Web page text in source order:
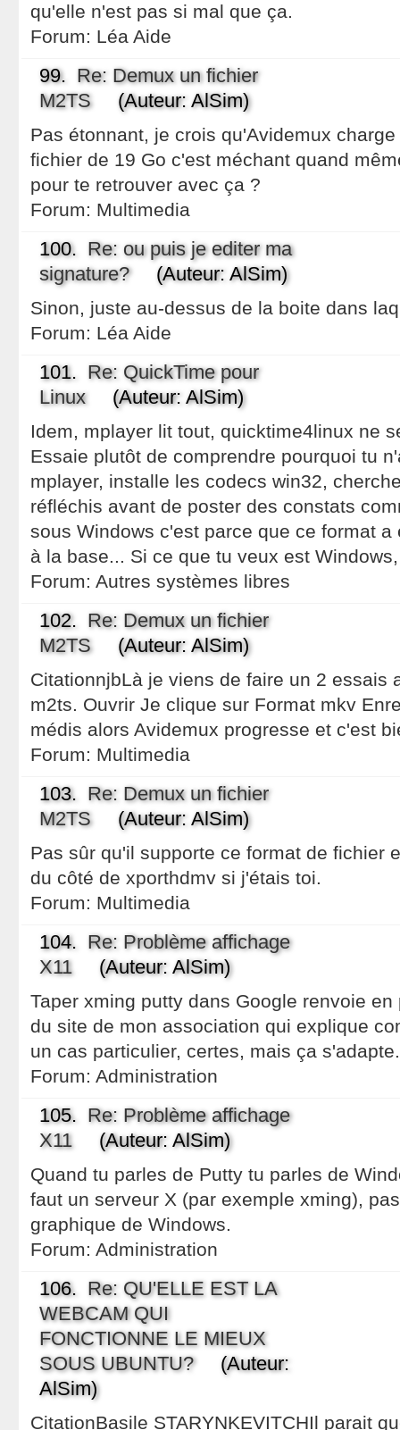
qu'elle n'est pas si mal que ça.
Forum: Léa Aide
99. Re: Demux un fichier
M2TS(Auteur: AlSim)
Pas étonnant, je crois qu'Avidemux
fichier de 19 Go c'est méchant quand
pour te retrouver avec ça ?
Forum: Multimedia
100. Re: ou puis je editer ma
signature?(Auteur: AlSim)
Sinon, juste au-dessus de la boite dans
Forum: Léa Aide
101. Re: QuickTime pour
Linux(Auteur: AlSim)
Idem, mplayer lit tout, quicktime4linux ne
Essaie plutôt de comprendre pourquoi tu
mplayer, installe les codecs win32,
réfléchis avant de poster des constats
sous Windows c'est parce que ce format
à la base... Si ce que tu veux est
Forum: Autres systèmes libres
102. Re: Demux un fichier
M2TS(Auteur: AlSim)
CitationnjbLà je viens de faire un 2 essais
m2ts. Ouvrir Je clique sur Format mkv
médis alors Avidemux progresse et c'est
Forum: Multimedia
103. Re: Demux un fichier
M2TS(Auteur: AlSim)
Pas sûr qu'il supporte ce format de fichier
du côté de xporthdmv si j'étais toi.
Forum: Multimedia
104. Re: Problème affichage
X11(Auteur: AlSim)
Taper xming putty dans Google renvoie
du site de mon association qui explique
un cas particulier, certes, mais ça
Forum: Administration
105. Re: Problème affichage
X11(Auteur: AlSim)
Quand tu parles de Putty tu parles de
faut un serveur X (par exemple xming),
graphique de Windows.
Forum: Administration
106. Re: QU'ELLE EST LA
WEBCAM QUI
FONCTIONNE LE MIEUX
SOUS UBUNTU?(Auteur:
AlSim)
CitationBasile STARYNKEVITCHIl parait